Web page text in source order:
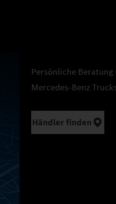
Persönliche
Mercedes‑Benz
Händler finden